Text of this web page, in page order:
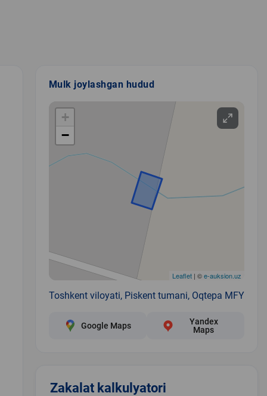
Mulk joylashgan hudud
+
−
Leaflet| ©e-auksion.uz
Toshkent viloyati, Piskent tumani, Oqtepa MFY
Google Maps
Yandex
Maps
Zakalat kalkulyatori